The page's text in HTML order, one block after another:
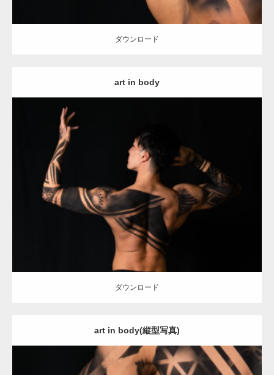
ダウンロード
art in body
Update:2021.12.21
Category:アートなマッチョ オレンジの人 AKIHITO(細マッチョ)
中
ダウンロード
ダウンロード
art in body(縦型写真)
【YouTube】マッチョフリー素材メンバーが
ギネス世界記録…